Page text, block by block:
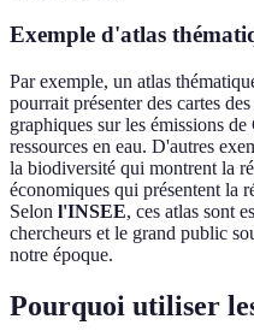
Exemple d'atlas
Par exemple, un atlas
pourrait présenter des cartes
graphiques sur les émissions
ressources en eau. D'autres
la biodiversité qui montrent la
économiques qui présentent la
Selon l'INSEE, ces atlas sont
chercheurs et le grand public
notre époque.
Pourquoi utiliser